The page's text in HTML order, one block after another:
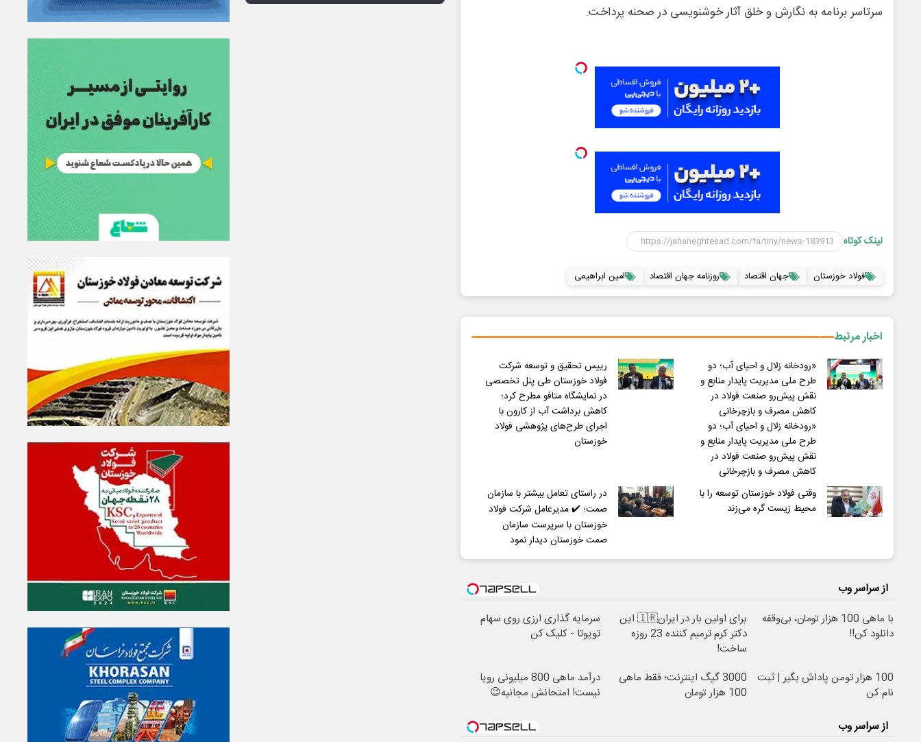
سرتاسر برنامه به نگارش و خلق آثار خوشنویسی در صحنه پرداخت.
لینک کوتاه
فولاد خوزستان جهان اقتصاد روزنامه جهان اقتصاد امین ابراهیمی
اخبار مرتبط
«رودخانه زلال و احیای آب؛ دو
طرح ملی مدیریت پایدار منابع و
نقش پیش‌رو صنعت فولاد در
کاهش مصرف و بازچرخانی
«رودخانه زلال و احیای آب؛ دو
طرح ملی مدیریت پایدار منابع و
نقش پیش‌رو صنعت فولاد در
کاهش مصرف و بازچرخانی
رییس تحقیق و توسعه شرکت
فولاد خوزستان طی پنل تخصصی
در نمایشگاه متافو مطرح کرد؛
کاهش برداشت آب از کارون با
اجرای طرح‌های پژوهشی فولاد
خوزستان
وقتی فولاد خوزستان توسعه را با
محیط زیست گره می‌زند
در راستای تعامل بیشتر با سازمان
صمت؛ ✔️ مدیرعامل شرکت فولاد
خوزستان با سرپرست سازمان
صمت خوزستان دیدار نمود
از سراسر وب
با ماهی 100 هزار تومان، بی‌وقفه
دانلود کن!!
برای اولین بار در ایران🇮🇷 این
دکتر کرم ترمیم کننده 23 روزه
ساخت!
سرمایه گذاری ارزی روی سهام
تویوتا - کلیک کن
100 هزار تومن پاداش بگیر | ثبت
نام کن
3000 گیگ اینترنت؛ فقط ماهی
100 هزار تومان
درآمد ماهی 800 میلیونی رویا
نیست! امتحانش مجانیه😉
از سراسر وب